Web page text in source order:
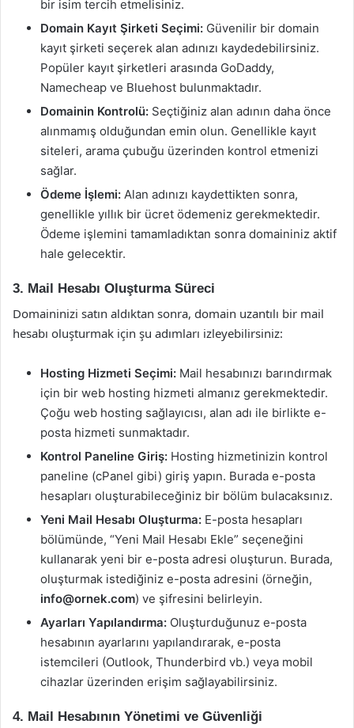
bir isim tercih etmelisiniz.
Domain Kayıt Şirketi Seçimi: Güvenilir bir domain
kayıt şirketi seçerek alan adınızı kaydedebilirsiniz.
Popüler kayıt şirketleri arasında GoDaddy,
Namecheap ve Bluehost bulunmaktadır.
Domainin Kontrolü: Seçtiğiniz alan adının daha önce
alınmamış olduğundan emin olun. Genellikle kayıt
siteleri, arama çubuğu üzerinden kontrol etmenizi
sağlar.
Ödeme İşlemi: Alan adınızı kaydettikten sonra,
genellikle yıllık bir ücret ödemeniz gerekmektedir.
Ödeme işlemini tamamladıktan sonra domaininiz aktif
hale gelecektir.
3. Mail Hesabı Oluşturma Süreci
Domaininizi satın aldıktan sonra, domain uzantılı bir mail
hesabı oluşturmak için şu adımları izleyebilirsiniz:
Hosting Hizmeti Seçimi: Mail hesabınızı barındırmak
için bir web hosting hizmeti almanız gerekmektedir.
Çoğu web hosting sağlayıcısı, alan adı ile birlikte e-
posta hizmeti sunmaktadır.
Kontrol Paneline Giriş: Hosting hizmetinizin kontrol
paneline (cPanel gibi) giriş yapın. Burada e-posta
hesapları oluşturabileceğiniz bir bölüm bulacaksınız.
Yeni Mail Hesabı Oluşturma: E-posta hesapları
bölümünde, “Yeni Mail Hesabı Ekle” seçeneğini
kullanarak yeni bir e-posta adresi oluşturun. Burada,
oluşturmak istediğiniz e-posta adresini (örneğin,
info@ornek.com) ve şifresini belirleyin.
Ayarları Yapılandırma: Oluşturduğunuz e-posta
hesabının ayarlarını yapılandırarak, e-posta
istemcileri (Outlook, Thunderbird vb.) veya mobil
cihazlar üzerinden erişim sağlayabilirsiniz.
4. Mail Hesabının Yönetimi ve Güvenliği